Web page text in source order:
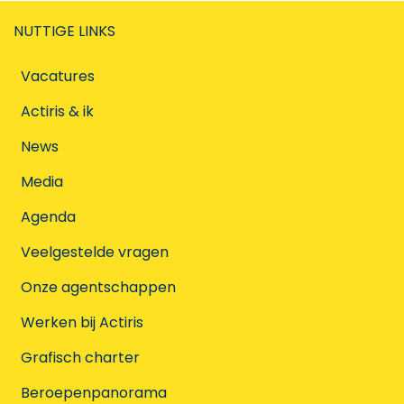
NUTTIGE LINKS
Vacatures
Actiris & ik
News
Media
Agenda
Veelgestelde vragen
Onze agentschappen
Werken bij Actiris
Grafisch charter
Beroepenpanorama